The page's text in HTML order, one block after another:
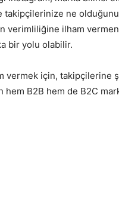
takipçilerinize ne
verimliliğine ilham
bir yolu olabilir.
vermek için,
hem B2B hem de B2C